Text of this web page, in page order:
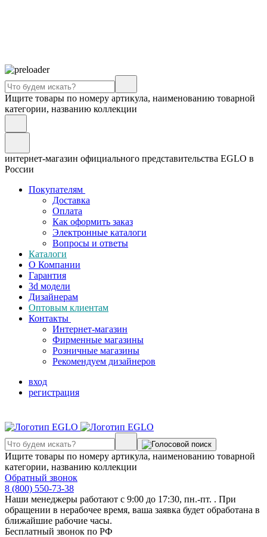
Ищите товары по номеру артикула, наименованию товарной
категории, названию коллекции
интернет-магазин официального представительства EGLO в
России
Покупателям
Доставка
Оплата
Как оформить заказ
Электронные каталоги
Вопросы и ответы
Каталоги
О Компании
Гарантия
3d модели
Дизайнерам
Оптовым клиентам
Контакты
Интернет-магазин
Фирменные магазины
Розничные магазины
Рекомендуем дизайнеров
вход
регистрация
Ищите товары по номеру артикула, наименованию товарной
категории, названию коллекции
Обратный звонок
8 (800) 550-73-38
Наши менеджеры работают с 9:00 до 17:30, пн.-пт. . При
обращении в нерабочее время, ваша заявка будет обработана в
ближайшие рабочие часы.
Бесплатный звонок по РФ